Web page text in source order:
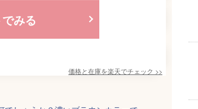
みる
価格と在庫を楽天でチェック >>